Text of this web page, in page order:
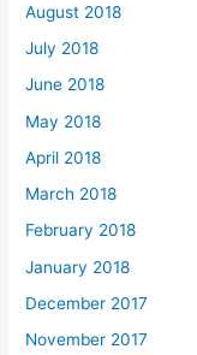
August 2018
July 2018
June 2018
May 2018
April 2018
March 2018
February 2018
January 2018
December 2017
November 2017